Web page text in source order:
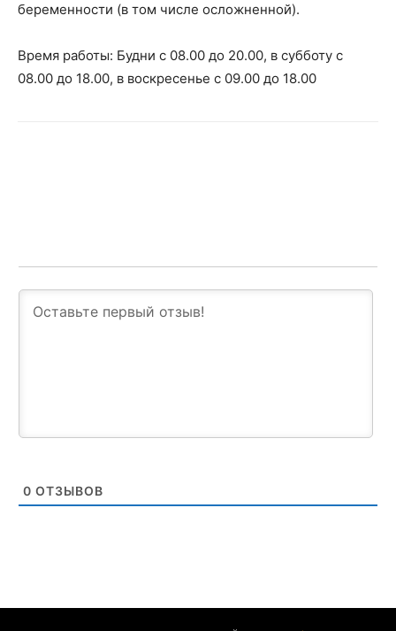
беременности (в том числе осложненной).
Время работы: Будни с 08.00 до 20.00, в субботу с
08.00 до 18.00, в воскресенье с 09.00 до 18.00
0 ОТЗЫВОВ